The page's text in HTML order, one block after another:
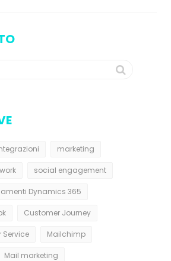
marketing
social engagement
Dynamics 365
Customer Journey
Service Mailchimp
Mail marketing